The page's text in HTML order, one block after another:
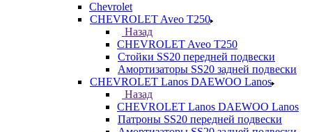
Chevrolet
CHEVROLET Aveo T250
Назад
CHEVROLET Aveo T250
Стойки SS20 передней подвески
Амортизаторы SS20 задней подвески
CHEVROLET Lanos DAEWOO Lanos
Назад
CHEVROLET Lanos DAEWOO Lanos
Патроны SS20 передней подвески